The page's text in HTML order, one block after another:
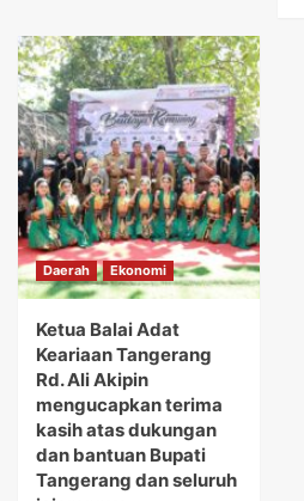
Daerah Ekonomi
Ketua Balai Adat
Keariaan Tangerang
Rd. Ali Akipin
mengucapkan terima
kasih atas dukungan
dan bantuan Bupati
Tangerang dan seluruh